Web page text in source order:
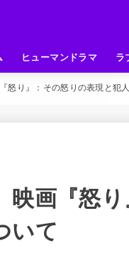
ヒューマンドラマ ラ
怒り』：その怒りの表現と犯
映画『怒
いて